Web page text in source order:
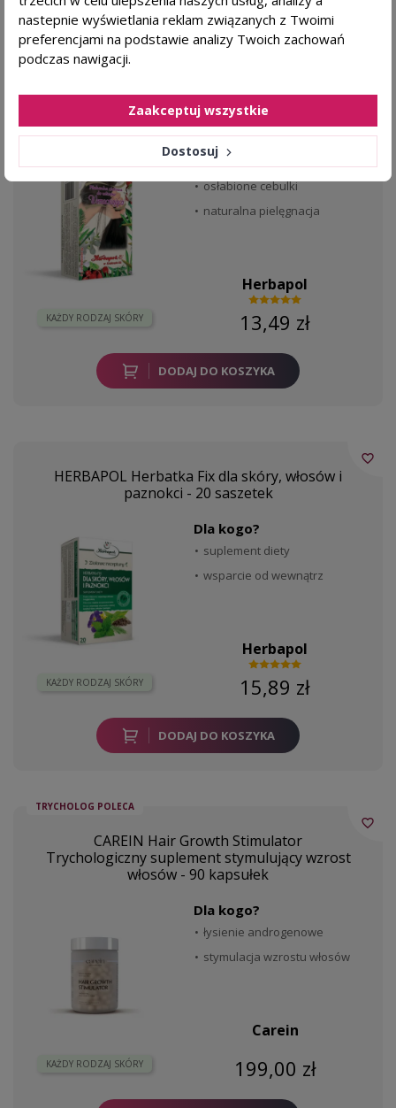
DODAJ DO KOSZYKA
HERBAPOL Ziołowa płukanka wzmacniająca
włosy - 18 saszetek
KAŻDY RODZAJ SKÓRY
Dla kogo?
osłabione cebulki
naturalna pielęgnacja
Herbapol
13,49 zł
DODAJ DO KOSZYKA
favorite_border
HERBAPOL Herbatka Fix dla skóry, włosów i
paznokci - 20 saszetek
KAŻDY RODZAJ SKÓRY
Dla kogo?
suplement diety
wsparcie od wewnątrz
Herbapol
15,89 zł
DODAJ DO KOSZYKA
favorite_border
TRYCHOLOG POLECA
CAREIN Hair Growth Stimulator
Trychologiczny suplement stymulujący wzrost
włosów - 90 kapsułek
KAŻDY RODZAJ SKÓRY
Dla kogo?
łysienie androgenowe
stymulacja wzrostu włosów
Carein
199,00 zł
favorite_border
nastepnie wyświetlania reklam związanych z Twoimi
preferencjami na podstawie analizy Twoich zachowań
podczas nawigacji.
Dostosuj
Zaakceptuj wszystkie